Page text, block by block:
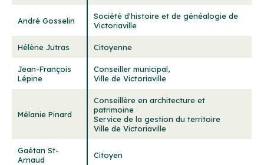
André Gosselin
Société d'histoire et de généalogie de
Victoriaville
Hélène Jutras Citoyenne
Jean-François
Lépine
Conseiller municipal,
Ville de Victoriaville
Mélanie Pinard
Conseillère en architecture et
patrimoine
Service de la gestion du territoire
Ville de Victoriaville
Gaétan St-
Arnaud
Citoyen